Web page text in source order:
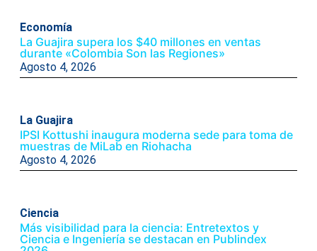
Economía
La Guajira supera los $40 millones en ventas
durante «Colombia Son las Regiones»
Agosto 4, 2026
La Guajira
IPSI Kottushi inaugura moderna sede para toma de
muestras de MiLab en Riohacha
Agosto 4, 2026
Ciencia
Más visibilidad para la ciencia: Entretextos y
Ciencia e Ingeniería se destacan en Publindex